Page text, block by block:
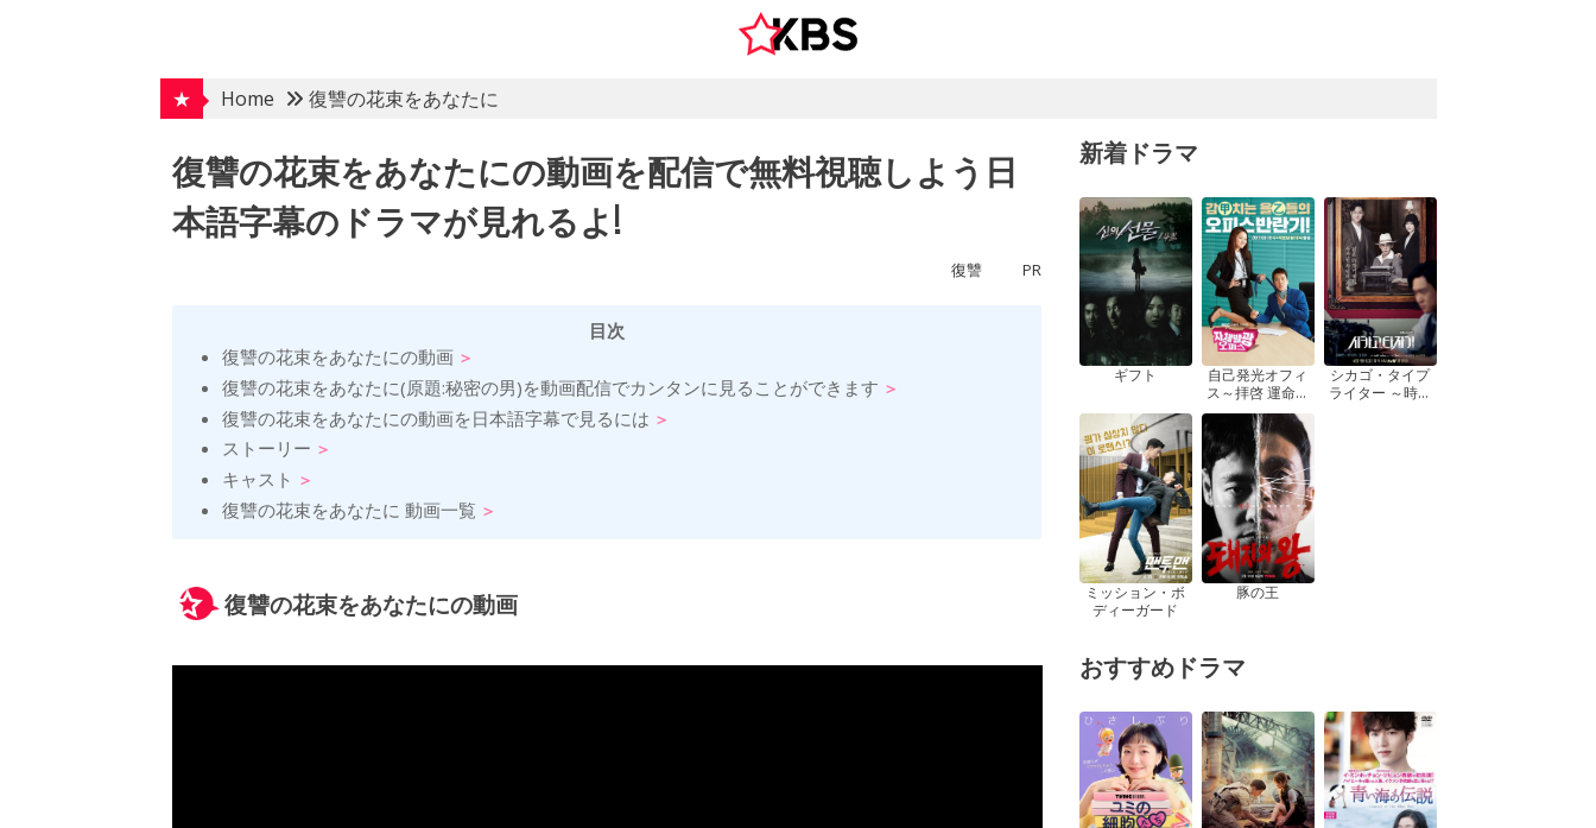
★
Home 復讐の花束をあなたに
復讐の花束をあなたにの動画を配信で無料視聴しよう日
本語字幕のドラマが見れるよ!
復讐 PR
目次
復讐の花束をあなたにの動画
復讐の花束をあなたに(原題:秘密の男)を動画配信でカンタンに見ることができます
復讐の花束をあなたにの動画を日本語字幕で見るには
ストーリー
キャスト
復讐の花束をあなたに 動画一覧
復讐の花束をあなたにの動画
新着ドラマ
ギフト
自己発光オフィ
ス～拝啓 運命の
女神さま! ～
シカゴ・タイプ
ライター ～時を
ミッション・ボ
ディーガード
豚の王
おすすめドラマ